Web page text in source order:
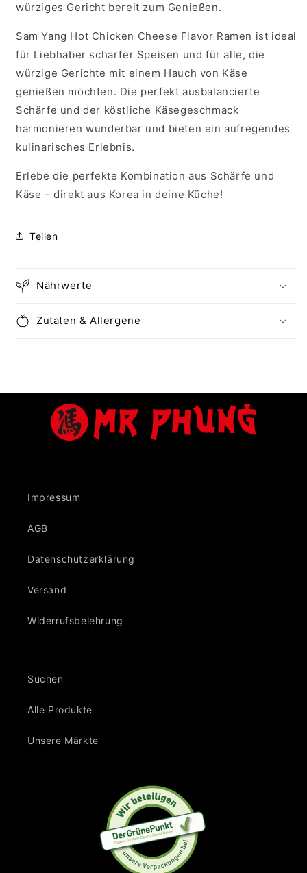
würziges Gericht bereit zum Genießen.
Sam Yang Hot Chicken Cheese Flavor Ramen ist ideal
für Liebhaber scharfer Speisen und für alle, die
würzige Gerichte mit einem Hauch von Käse
genießen möchten. Die perfekt ausbalancierte
Schärfe und der köstliche Käsegeschmack
harmonieren wunderbar und bieten ein aufregendes
kulinarisches Erlebnis.
Erlebe die perfekte Kombination aus Schärfe und
Käse – direkt aus Korea in deine Küche!
Teilen
Nährwerte
Zutaten & Allergene
Impressum
AGB
Datenschutzerklärung
Versand
Widerrufsbelehrung
Suchen
Alle Produkte
Unsere Märkte